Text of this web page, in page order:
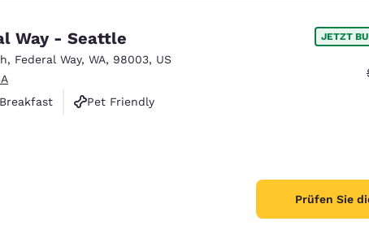
Way - Seattle
, Federal Way, WA, 98003, US
Pet Friendly
1409 Bewertungen
JETZT
Prüfen Sie